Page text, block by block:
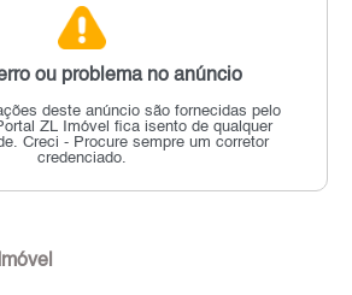
ou problema no anúncio
deste anúncio são fornecidas pelo
ZL Imóvel fica isento de qualquer
Creci - Procure sempre um corretor
credenciado.